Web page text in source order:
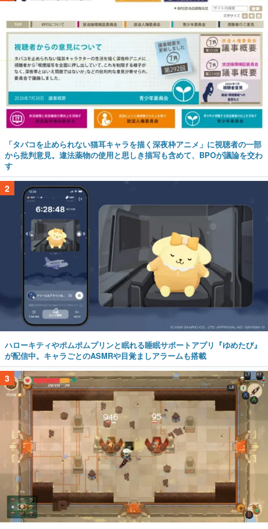
「タバコを止められない猫耳キャラを描く深夜枠アニメ」に視聴者の一部
から批判意見。違法薬物の使用と思しき描写も含めて、BPOが議論を交わ
す
2
ハローキティやポムポムプリンと眠れる睡眠サポートアプリ『ゆめたび』
が配信中。キャラごとのASMRや目覚ましアラームも搭載
3